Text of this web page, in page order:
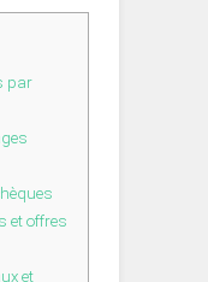
par
et offres
et